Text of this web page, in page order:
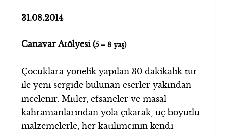
31.08.2014
Canavar Atölyesi (5 – 8 yaş)
Çocuklara yönelik yapılan 30 dakikalık tur
ile yeni sergide bulunan eserler yakından
incelenir. Mitler, efsaneler ve masal
kahramanlarından yola çıkarak, üç boyutlu
malzemelerle, her katılımcının kendi